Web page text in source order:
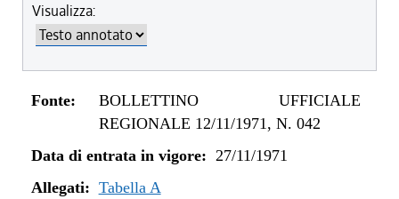
Visualizza:
Fonte:
BOLLETTINO UFFICIALE
REGIONALE 12/11/1971, N. 042
Data di entrata in vigore: 27/11/1971
Allegati: Tabella A